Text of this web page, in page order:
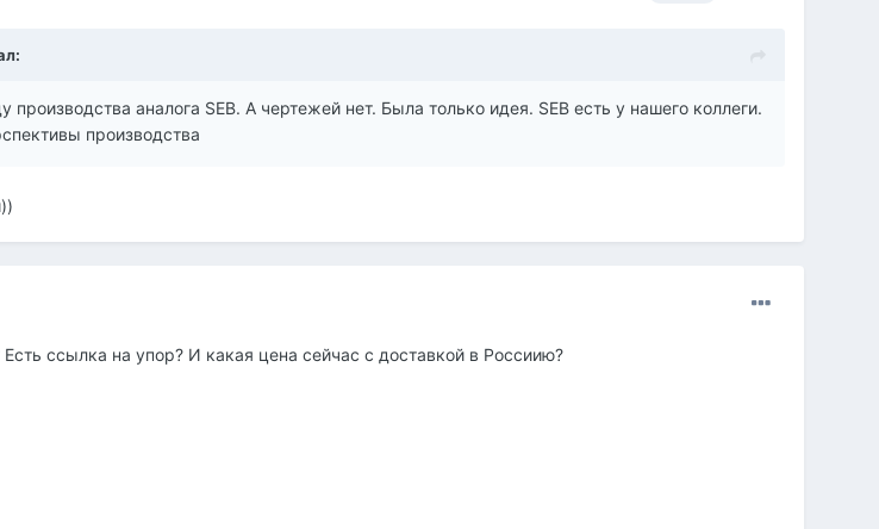
аналога SEB. А чертежей нет. Была только идея. SEB есть у нашего коллеги.
производства
ссылка на упор? И какая цена сейчас с доставкой в Россиию?